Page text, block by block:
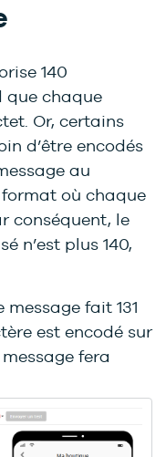
140
que chaque
Or, certains
d’être encodés
au
où chaque
conséquent, le
n’est plus 140,
message fait 131
est encodé sur
fera